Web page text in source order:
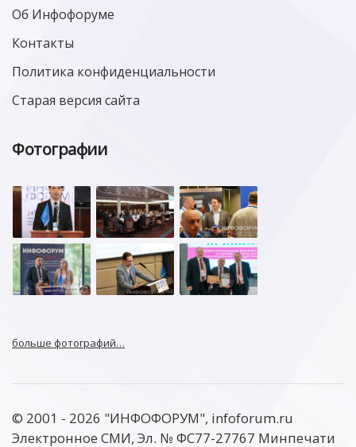
Об Инфофоруме
Контакты
Политика конфиденциальности
Старая версия сайта
Фотографии
больше фотографий…
© 2001 - 2026 "ИНФОФОРУМ", infoforum.ru
Электронное СМИ, Эл. № ФС77-27767 Минпечати